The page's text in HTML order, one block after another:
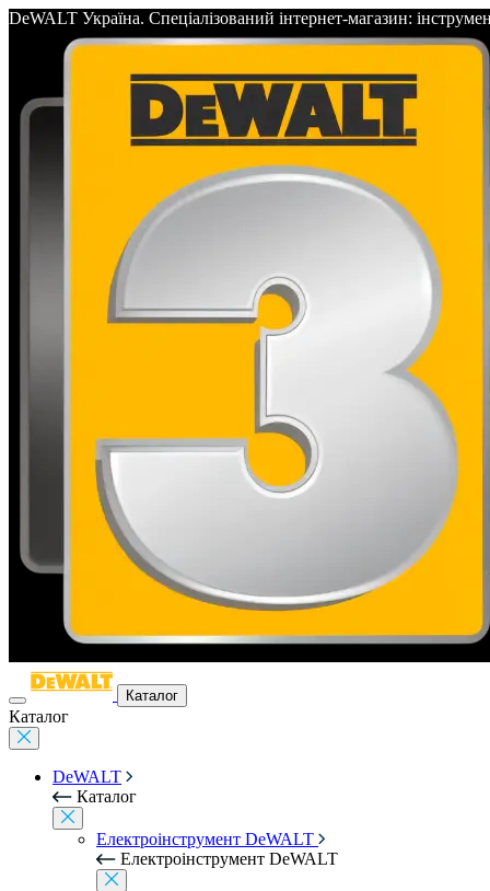
DeWALT Україна. Спеціалізований інтернет-магазин:
Каталог
Каталог
DeWALT
Каталог
Електроінструмент DeWALT
Електроінструмент DeWALT